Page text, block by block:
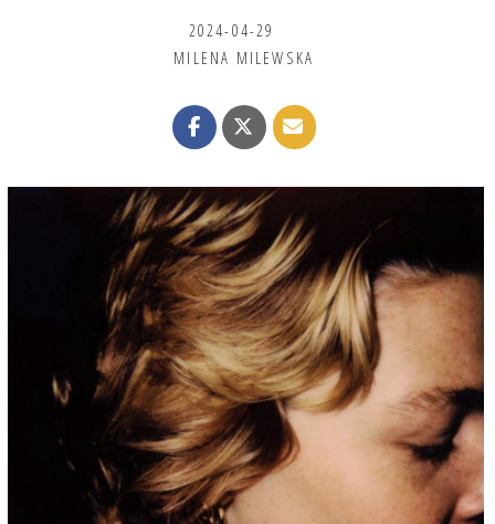
2024-04-29
MILENA MILEWSKA